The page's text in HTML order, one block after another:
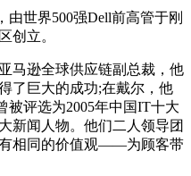
世界500强Dell前高管于刚
创立。
逊全球供应链副总裁，他
了巨大的成功;在戴尔，他
被评选为2005年中国IT十大
新闻人物。他们二人领导团
相同的价值观——为顾客带